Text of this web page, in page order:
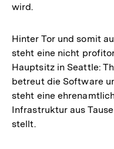
wird.
Hinter Tor und somit
steht eine nicht
Hauptsitz in Seattle:
betreut die Software
steht eine
Infrastruktur aus
stellt.